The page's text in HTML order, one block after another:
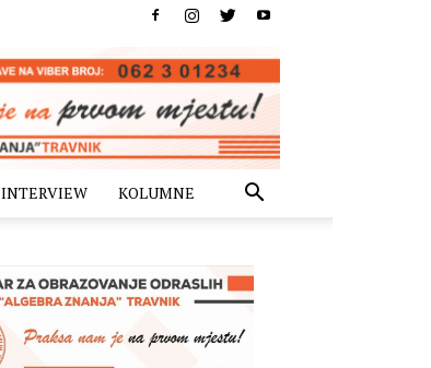
INTERVIEW KOLUMNE